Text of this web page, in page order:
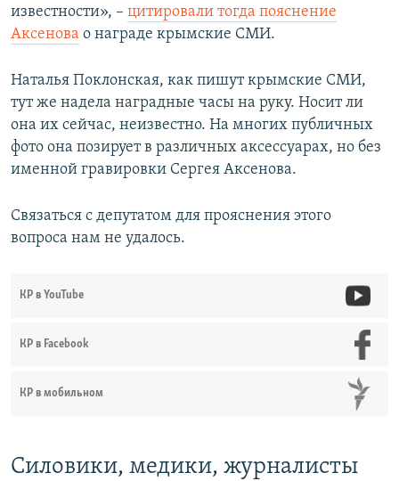
известности», – цитировали тогда пояснение
Аксенова о награде крымские СМИ.
Наталья Поклонская, как пишут крымские СМИ,
тут же надела наградные часы на руку. Носит ли
она их сейчас, неизвестно. На многих публичных
фото она позирует в различных аксессуарах, но без
именной гравировки Сергея Аксенова.
Связаться с депутатом для прояснения этого
вопроса нам не удалось.
КР в YouTube
КР в Facebook
КР в мобильном
Силовики, медики, журналисты